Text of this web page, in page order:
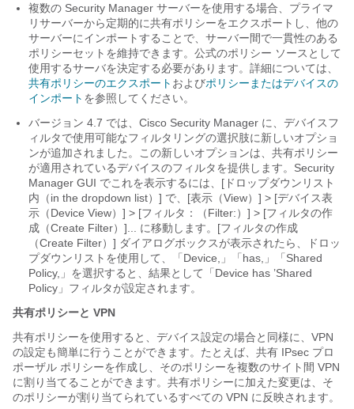
複数の Security Manager サーバーを使用する場合、プライマ
リサーバーから定期的に共有ポリシーをエクスポートし、他の
サーバーにインポートすることで、サーバー間で一貫性のある
ポリシーセットを維持できます。公式のポリシー ソースとして
使用するサーバを決定する必要があります。詳細については、
共有ポリシーのエクスポート およびポリシーまたはデバイスの
インポート を参照してください。
バージョン 4.7 では、Cisco Security Manager に、デバイスフ
ィルタで使用可能なフィルタリングの選択肢に新しいオプショ
ンが追加されました。この新しいオプションは、共有ポリシー
が適用されているデバイスのフィルタを提供します。Security
Manager GUI でこれを表示するには、[ドロップダウンリスト
内（in the dropdown list）] で、[表示（View）] > [デバイス表
示（Device View）] > [フィルタ：（Filter:）] > [フィルタの作
成（Create Filter）] ... に移動します。[フィルタの作成
（Create Filter）] ダイアログボックスが表示されたら、ドロッ
プダウンリストを使用して、「Device,」「has,」「Shared
Policy,」を選択すると、結果として「Device has ’Shared
Policy」フィルタが設定されます。
共有ポリシーと VPN
共有ポリシーを使用すると、デバイス設定の場合と同様に、VPN
の設定も簡単に行うことができます。たとえば、共有 IPsec プロ
ポーザル ポリシーを作成し、そのポリシーを複数のサイト間 VPN
に割り当てることができます。共有ポリシーに加えた変更は、そ
のポリシーが割り当てられているすべての VPN に反映されます。